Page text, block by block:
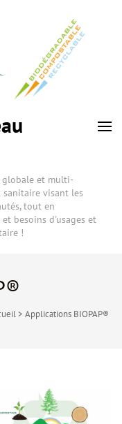
globale et multi-
visant les
tout en
besoins d'usages et
!
> Applications BIOPAP®